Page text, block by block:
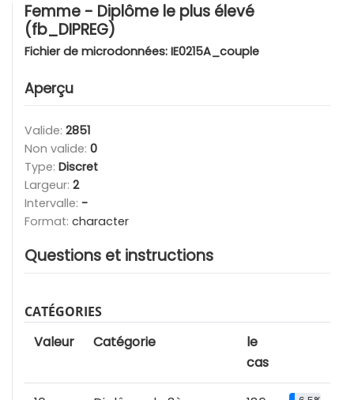
Femme - Diplôme le plus élevé
(fb_DIPREG)
Fichier de microdonnées: IE0215A_couple
Aperçu
Valide: 2851
Non valide: 0
Type: Discret
Largeur: 2
Intervalle: -
Format: character
Questions et instructions
CATÉGORIES
Valeur Catégorie
le
cas